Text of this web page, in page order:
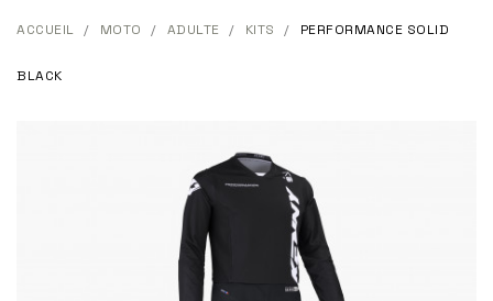
ACCUEIL MOTO ADULTE KITS PERFORMANCE SOLID
BLACK